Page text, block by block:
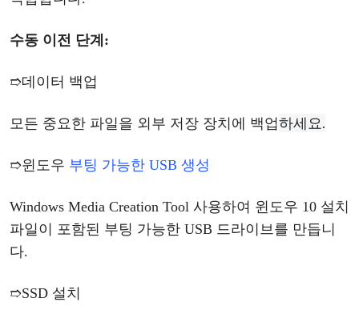
수동 이전 단계 :
➱데이터 백업
모든 중요한 파일을 외부 저장 장치에 백업하세요.
➱윈도우 부팅 가능한 USB 생성
Windows Media Creation Tool 사용하여 윈도우 10 설치
파일이 포함된 부팅 가능한 USB 드라이브를 만듭니
다.
➱SSD 설치